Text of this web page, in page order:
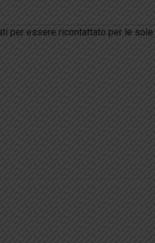
per essere ricontattato per le